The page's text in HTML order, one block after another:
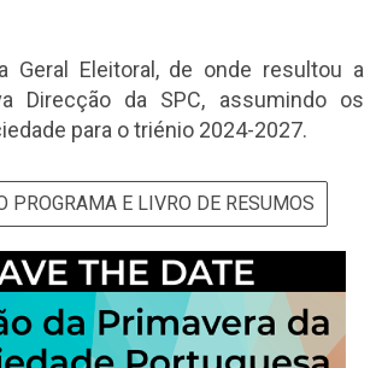
Geral Eleitoral, de onde resultou a
Direcção da SPC, assumindo os
para o triénio 2024-2027.
PROGRAMA E LIVRO DE RESUMOS